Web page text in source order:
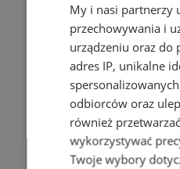
My i nasi partnerzy
przechowywania i
urządzeniu oraz do
adres IP, unikalne
odbiorców oraz
również
wykorzystywać
Twoje wybory